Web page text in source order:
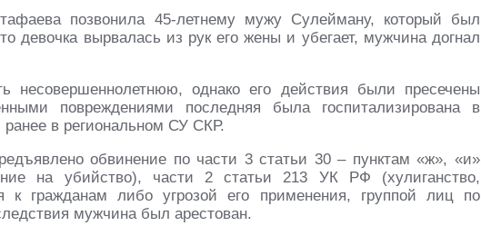
позвонила 45-​летнему мужу Сулейману, который был
девочка вырвалась из рук его жены и убегает, мужчина догнал
несовершеннолетнюю, однако его действия были пресечены
повреждениями последняя была госпитализирована в
в региональном СУ СКР.
обвинение по части 3 статьи 30 – пунктам «ж», «и»
на убийство), части 2 статьи 213 УК РФ (хулиганство,
к гражданам либо угрозой его применения, группой лиц по
мужчина был арестован.